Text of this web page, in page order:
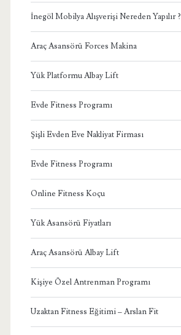
İnegöl Mobilya Alışverişi Nereden Yapılır ?
Araç Asansörü Forces Makina
Yük Platformu Albay Lift
Evde Fitness Programı
Şişli Evden Eve Nakliyat Firması
Evde Fitness Programı
Online Fitness Koçu
Yük Asansörü Fiyatları
Araç Asansörü Albay Lift
Kişiye Özel Antrenman Programı
Uzaktan Fitness Eğitimi – Arslan Fit